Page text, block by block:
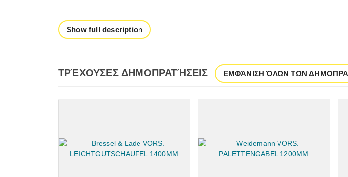
Show full description
ΤΡΈΧΟΥΣΕΣ ΔΗΜΟΠΡΑΤΉΣΕΙΣ ΕΜΦΆΝΙΣΗ ΌΛΩΝ ΤΩΝ